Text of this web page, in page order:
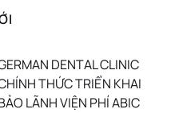
DENTAL CLINIC
THỨC TRIỂN KHAI
LÃNH VIỆN PHÍ ABIC